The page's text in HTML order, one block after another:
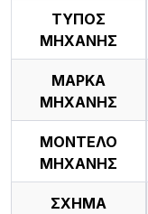
ΤΥΠΟΣ
ΜΗΧΑΝΗΣ
ΜΑΡΚΑ
ΜΗΧΑΝΗΣ
ΜΟΝΤΕΛΟ
ΜΗΧΑΝΗΣ
ΣΧΗΜΑ